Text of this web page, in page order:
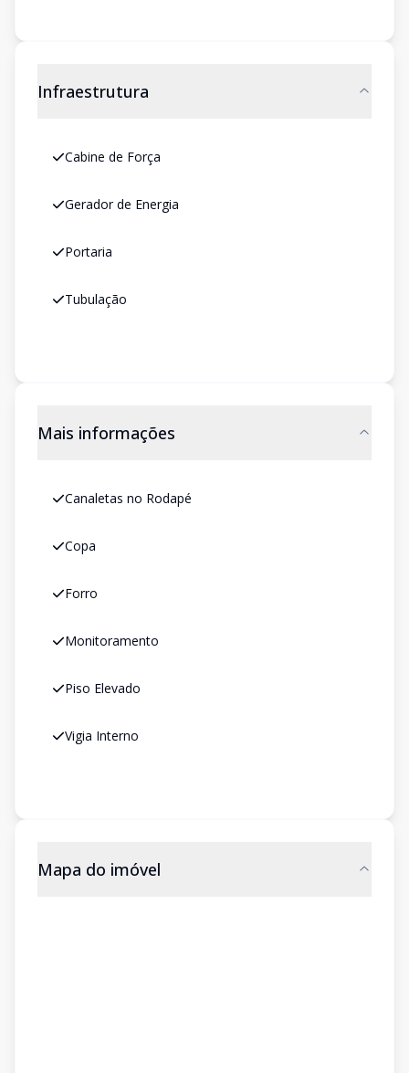
Infraestrutura
Cabine de Força
Gerador de Energia
Portaria
Tubulação
Mais informações
Canaletas no Rodapé
Copa
Forro
Monitoramento
Piso Elevado
Vigia Interno
Mapa do imóvel